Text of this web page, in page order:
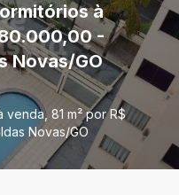
à
-
Novas/GO
81 m² por R$
Novas/GO